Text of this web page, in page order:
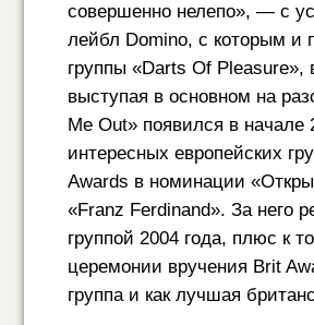
совершенно нелепо», — с
лейбл Domino, с которым и
группы «Darts Of Pleasure»,
выступая в основном на
Me Out» появился в
интересных европейских
Awards в номинации
«Franz Ferdinand». За него
группой 2004 года, плюс к
церемонии вручения Brit
группа и как лучшая